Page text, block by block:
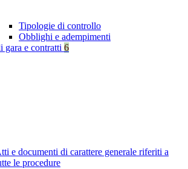
Tipologie di controllo
Obblighi e adempimenti
gara e contratti 6
e documenti di carattere generale riferiti a
le procedure